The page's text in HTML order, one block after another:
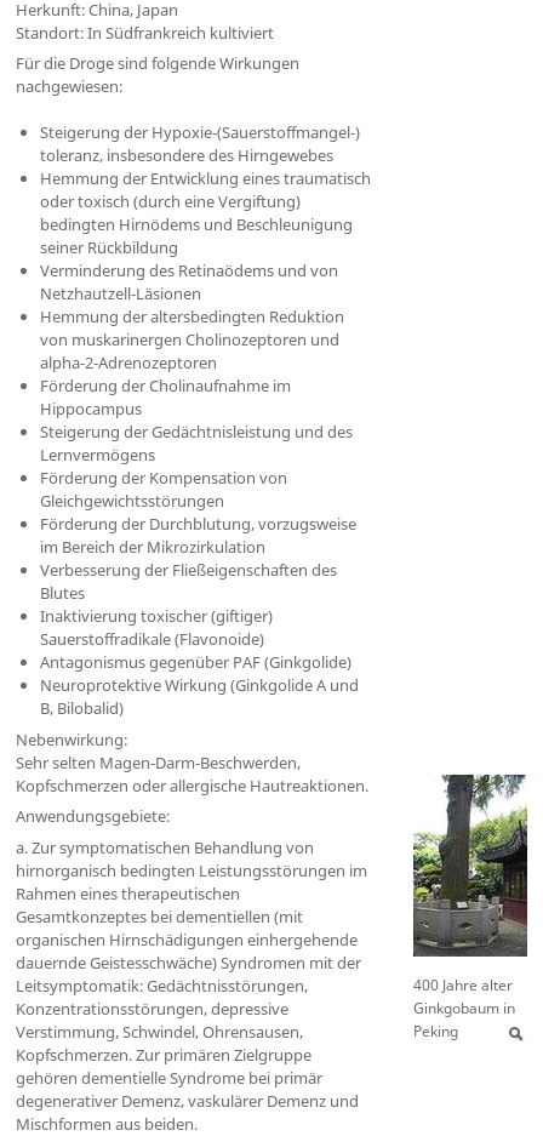
Herkunft: China, Japan
Standort: In Südfrankreich kultiviert
Für die Droge sind folgende Wirkungen
nachgewiesen:
Steigerung der Hypoxie-(Sauerstoffmangel-)
toleranz, insbesondere des Hirngewebes
Hemmung der Entwicklung eines traumatisch
oder toxisch (durch eine Vergiftung)
bedingten Hirnödems und Beschleunigung
seiner Rückbildung
Verminderung des Retinaödems und von
Netzhautzell-Läsionen
Hemmung der altersbedingten Reduktion
von muskarinergen Cholinozeptoren und
alpha-2-Adrenozeptoren
Förderung der Cholinaufnahme im
Hippocampus
Steigerung der Gedächtnisleistung und des
Lernvermögens
Förderung der Kompensation von
Gleichgewichtsstörungen
Förderung der Durchblutung, vorzugsweise
im Bereich der Mikrozirkulation
Verbesserung der Fließeigenschaften des
Blutes
Inaktivierung toxischer (giftiger)
Sauerstoffradikale (Flavonoide)
Antagonismus gegenüber PAF (Ginkgolide)
Neuroprotektive Wirkung (Ginkgolide A und
B, Bilobalid)
Nebenwirkung:
Sehr selten Magen-Darm-Beschwerden,
Kopfschmerzen oder allergische Hautreaktionen.
Anwendungsgebiete:
a. Zur symptomatischen Behandlung von
hirnorganisch bedingten Leistungsstörungen im
Rahmen eines therapeutischen
Gesamtkonzeptes bei dementiellen (mit
organischen Hirnschädigungen einhergehende
dauernde Geistesschwäche) Syndromen mit der
Leitsymptomatik: Gedächtnisstörungen,
Konzentrationsstörungen, depressive
Verstimmung, Schwindel, Ohrensausen,
Kopfschmerzen. Zur primären Zielgruppe
gehören dementielle Syndrome bei primär
degenerativer Demenz, vaskulärer Demenz und
Mischformen aus beiden.
400 Jahre alter
Ginkgobaum in
Peking